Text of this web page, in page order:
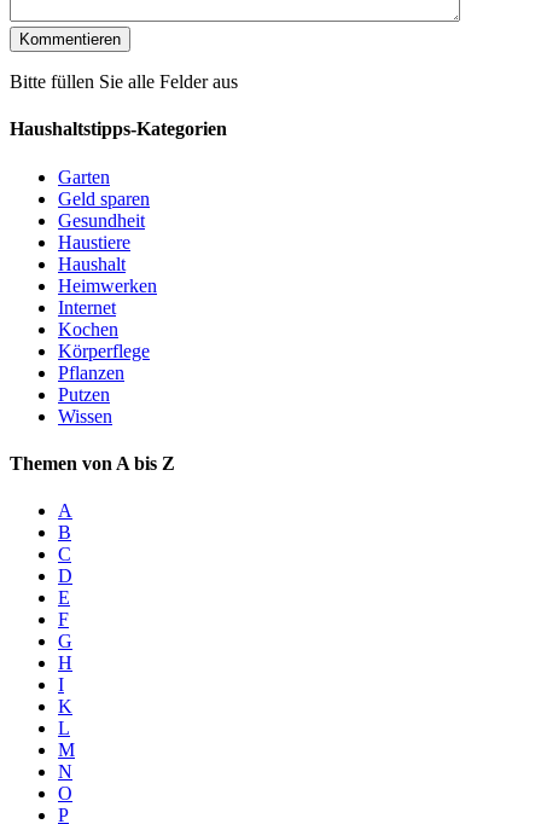
Bitte füllen Sie alle Felder aus
Haushaltstipps-Kategorien
Garten
Geld sparen
Gesundheit
Haustiere
Haushalt
Heimwerken
Internet
Kochen
Körperflege
Pflanzen
Putzen
Wissen
Themen von A bis Z
A
B
C
D
E
F
G
H
I
K
L
M
N
O
P